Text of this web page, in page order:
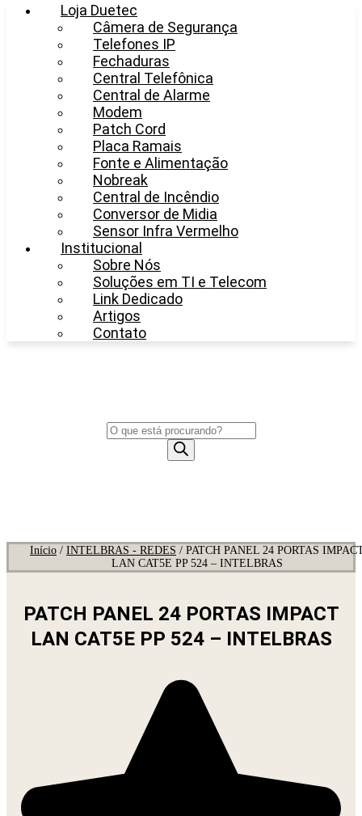
Loja Duetec
Câmera de Segurança
Telefones IP
Fechaduras
Central Telefônica
Central de Alarme
Modem
Patch Cord
Placa Ramais
Fonte e Alimentação
Nobreak
Central de Incêndio
Conversor de Midia
Sensor Infra Vermelho
Institucional
Sobre Nós
Soluções em TI e Telecom
Link Dedicado
Artigos
Contato
Pesquisar
produtos
Início / INTELBRAS - REDES / PATCH PANEL 24 PORTAS
LAN CAT5E PP 524 – INTELBRAS
PATCH PANEL 24 PORTAS IMPACT
LAN CAT5E PP 524 – INTELBRAS